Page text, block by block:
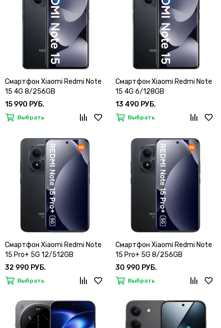
Смартфон Xiaomi Redmi Note
15 4G 8/256GB
15 990 РУБ.
Выбрать
Смартфон Xiaomi Redmi Note
15 4G 6/128GB
13 490 РУБ.
Выбрать
Смартфон Xiaomi Redmi Note
15 Pro+ 5G 12/512GB
32 990 РУБ.
Выбрать
Смартфон Xiaomi Redmi Note
15 Pro+ 5G 8/256GB
30 990 РУБ.
Выбрать